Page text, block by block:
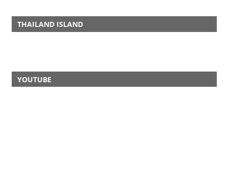
THAILAND ISLAND
YOUTUBE